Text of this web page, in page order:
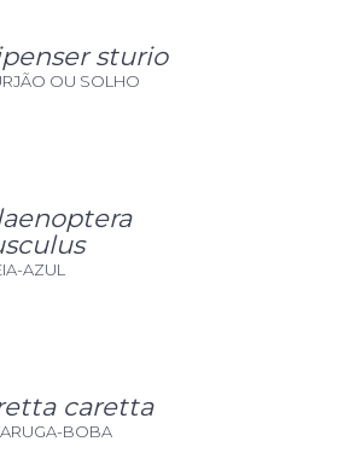
sturio
OU SOLHO
AZUL
caretta
BOBA